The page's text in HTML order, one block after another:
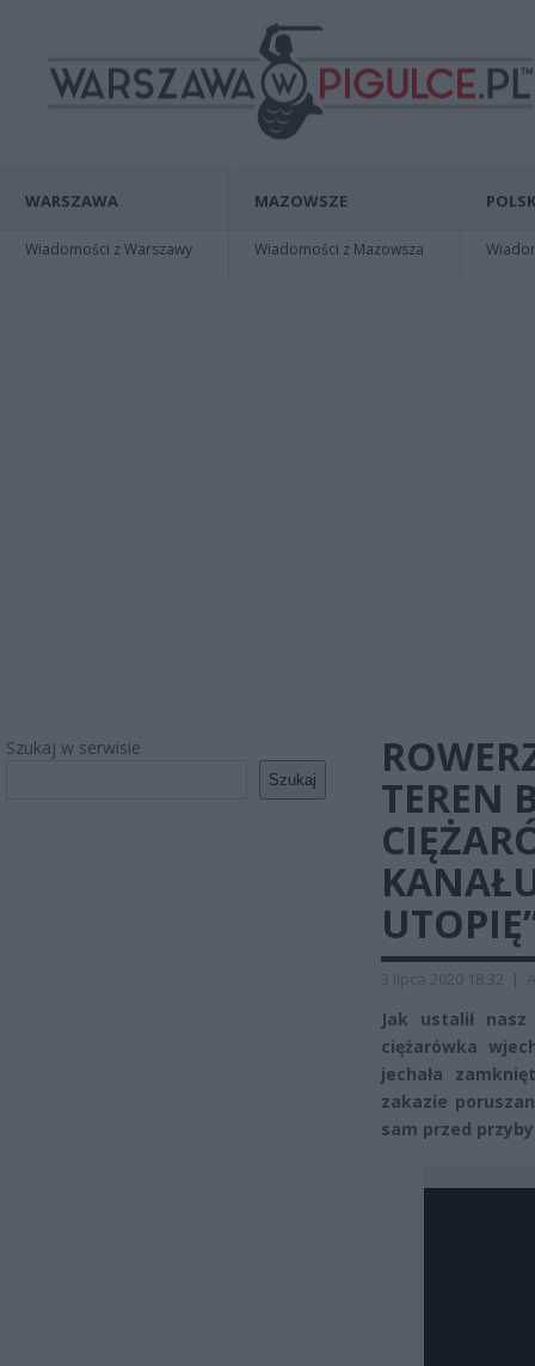
WARSZAWA
Wiadomości z Warszawy
MAZOWSZE
Wiadomości z Mazowsza
Szukaj w serwisie
Szukaj
TEREN
3 lipca 2020 18:32 |
Jak ustalił
ciężarówka
jechała
zakazie
sam przed